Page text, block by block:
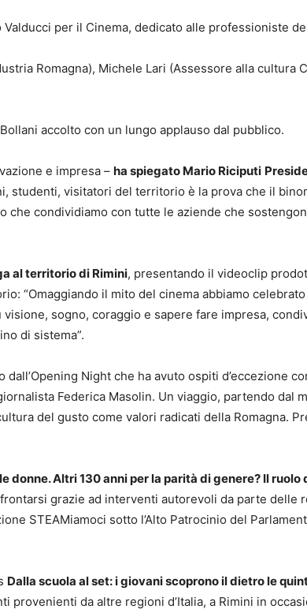
per il Cinema, dedicato alle professioniste
Romagna), Michele Lari (Assessore alla cultura
accolto con un lungo applauso dal pubblico.
e impresa – ha spiegato Mario Riciputi
studenti, visitatori del territorio è la prova che il
che condividiamo con tutte le aziende che
al territorio di Rimini, presentando il videoclip
“Omaggiando il mito del cinema abbiamo
sogno, coraggio e sapere fare impresa,
di sistema”.
Night che ha avuto ospiti d’eccezione
Federica Masolin. Un viaggio, partendo dal
del gusto come valori radicati della Romagna.
donne. Altri 130 anni per la parità di genere? Il ruolo
grazie ad interventi autorevoli da parte delle
STEAMiamoci sotto l’Alto Patrocinio del
Dalla scuola al set: i giovani scoprono il dietro le
da altre regioni d’Italia, a Rimini in